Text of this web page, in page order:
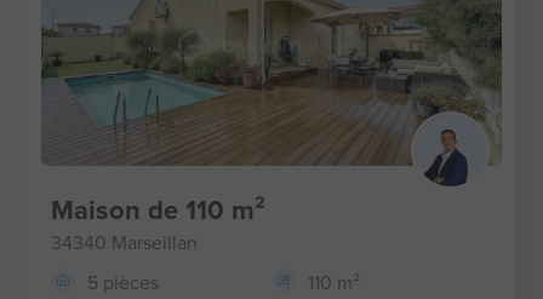
Maison de 110 m²
34340 Marseillan
5 pièces
110 m²